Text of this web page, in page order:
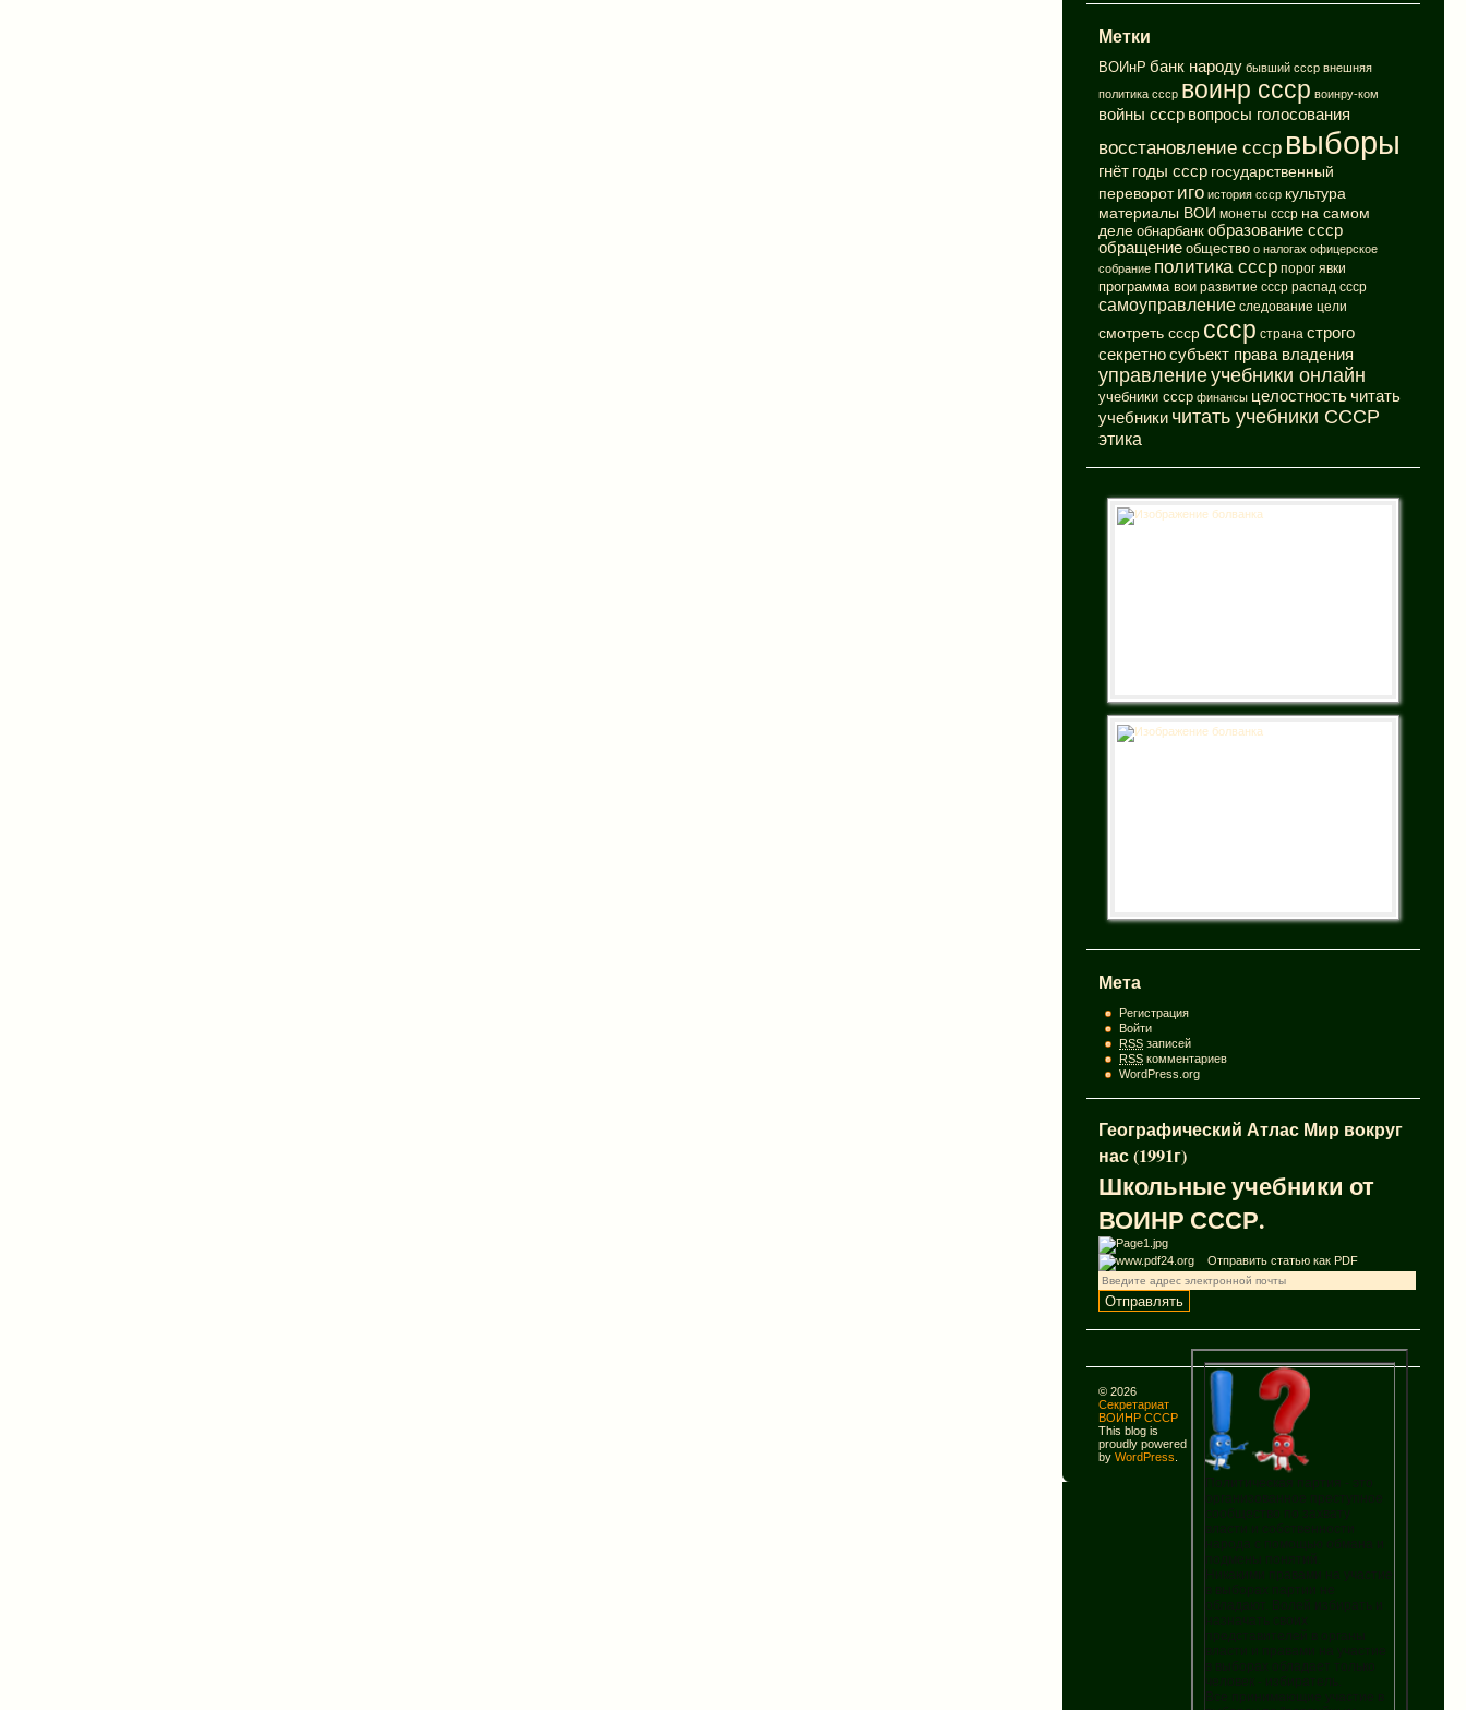
Метки
ВОИнР банк народу бывший ссср внешняя
политика ссср воинр ссср воинру-ком
войны ссср вопросы голосования
восстановление ссср выборы
гнёт годы ссср государственный
переворот иго история ссср культура
материалы ВОИ монеты ссср на самом
деле обнарбанк образование ссср
обращение общество о налогах офицерское
собрание политика ссср порог явки
программа вои развитие ссср распад ссср
самоуправление следование цели
смотреть ссср ссср страна строго
секретно субъект права владения
управлениеучебники онлайн
учебники ссср финансы целостность читать
учебники читать учебники СССР
этика
Мета
Регистрация
Войти
RSS записей
RSS комментариев
WordPress.org
Географический Атлас Мир вокруг
нас (1991г)
Школьные учебники от
ВОИНР СССР.
Отправить статью как PDF
© 2026
Секретариат
ВОИНР СССР
This blog is
proudly powered
by WordPress